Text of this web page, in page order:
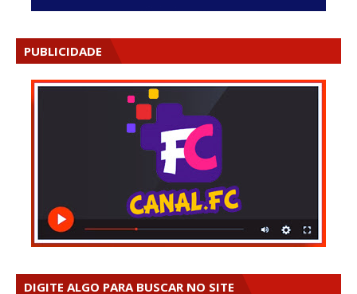
PUBLICIDADE
DIGITE ALGO PARA BUSCAR NO SITE